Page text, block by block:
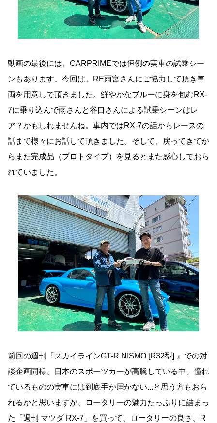
動画の最後には、CARPRIMEでは恒例の実車の試乗シー
ンもあります。今回は、RE雨宮さんにご協力して頂き車
両を用意して頂きました。鮮やかなブルーに身を包むRX-
7に乗り込んで雨さんと谷口さんによる試乗シーンはレ
ア？かもしれませんね。車内ではRX-7の話からレースの
話まで様々にお話して頂きました。そして、戻ってきてか
らまた完成品（プロトタイプ）を見るとまた感心しておら
れていました。
前回の週刊『スカイラインGT-R NISMO [R32型] 』での対
談企画同様、日本のスポーツカーが高騰している中、憧れ
ているものの実車には到底手が届かない...と思う方もおら
れるかと思いますが、ロータリーの魅力たっぷりに詰まっ
た「週刊 マツダ RX-7」を買って、ロータリーの良さ、R